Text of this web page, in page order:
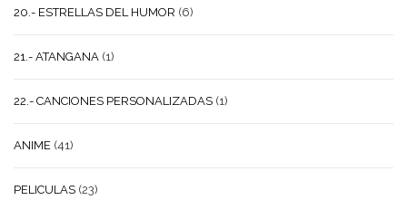
20.- ESTRELLAS DEL HUMOR (6)
21.- ATANGANA (1)
22.- CANCIONES PERSONALIZADAS (1)
ANIME (41)
PELICULAS (23)